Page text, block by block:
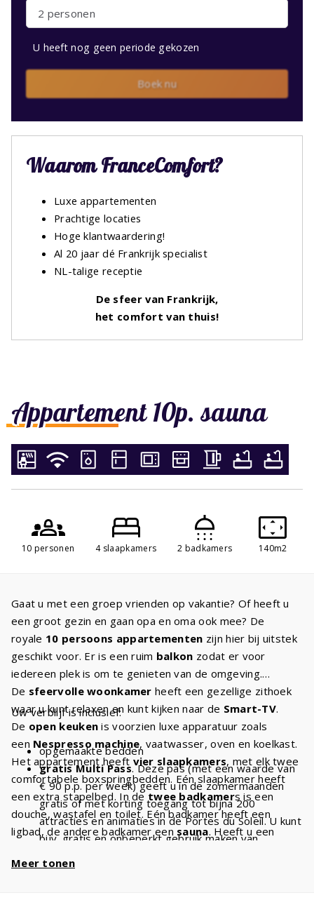
Appartement 10p. sauna
10 personen 4 slaapkamers 2 badkamers 140m2
Gaat u met een groep vrienden op vakantie? Of heeft u
een groot gezin en gaan opa en oma ook mee? De
royale 10 persoons appartementen zijn hier bij uitstek
geschikt voor. Er is een ruim balkon zodat er voor
iedereen plek is om te genieten van de omgeving.
De sfeervolle woonkamer heeft een gezellige zithoek
waar u kunt relaxen en kunt kijken naar de Smart-TV.
De open keuken is voorzien luxe apparatuur zoals
een Nespresso machine, vaatwasser, oven en koelkast.
Het appartement heeft vier slaapkamers, met elk twee
comfortabele boxspringbedden. Eén slaapkamer heeft
een extra stapelbed. In de twee badkamers is een
douche, wastafel en toilet. Eén badkamer heeft een
ligbad, de andere badkamer een sauna. Heeft u een
afloop tot rust en ontspan uw spieren in de
Uw verblijf is inclusief:
opgemaakte bedden
gratis Multi Pass. Deze pas (met een waarde van
€ 90 p.p. per week) geeft u in de zomermaanden
gratis of met korting toegang tot bijna 200
attracties en animaties in de Portes du Soleil. U kunt
bijv. gratis en onbeperkt gebruik maken van
Meer tonen
2 personen
U heeft nog geen periode gekozen
Boek nu
Waarom FranceComfort?
Luxe appartementen
Prachtige locaties
Hoge klantwaardering!
Al 20 jaar dé Frankrijk specialist
NL-talige receptie
De sfeer van Frankrijk,
het comfort van thuis!